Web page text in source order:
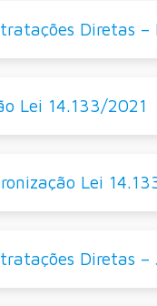
Diretas –
Lei 14.133/2021
Lei
Diretas –